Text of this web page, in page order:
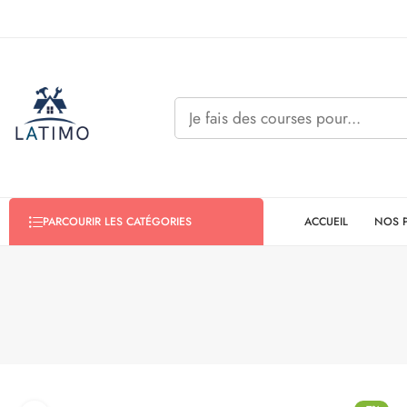
PARCOURIR LES CATÉGORIES ACCUEIL NOS